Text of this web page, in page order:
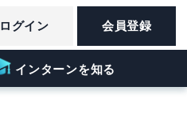
インターンを知る
ログイン 会員登録